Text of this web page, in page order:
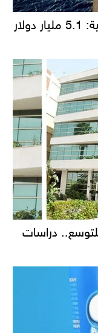
قفزة في صادرات الصناعات الغذائية: 5.1 مليار دولار
دراسات